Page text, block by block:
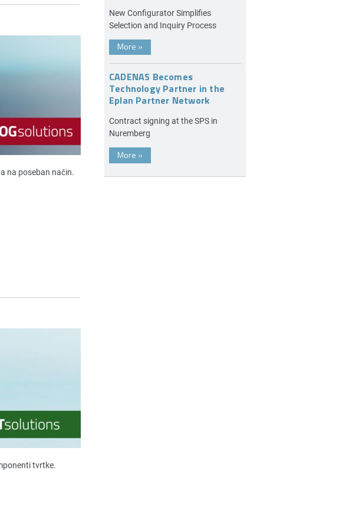
na poseban način.
tvrtke.
New Configurator Simplifies
Selection and Inquiry Process
More »
CADENAS Becomes
Technology Partner in the
Eplan Partner Network
Contract signing at the SPS in
Nuremberg
More »